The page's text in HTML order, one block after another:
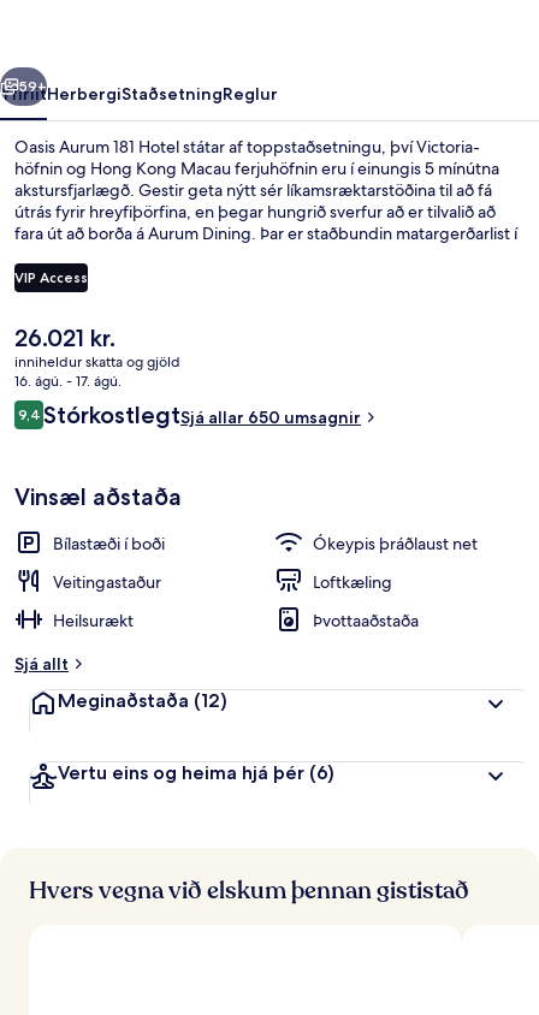
Næsta
59+
YfirlitHerbergiStaðsetningReglur
Oasis Aurum 181 Hotel státar af toppstaðsetningu, því Victoria-
höfnin og Hong Kong Macau ferjuhöfnin eru í einungis 5 mínútna
akstursfjarlægð. Gestir geta nýtt sér líkamsræktarstöðina til að fá
útrás fyrir hreyfiþörfina, en þegar hungrið sverfur að er tilvalið að
fara út að borða á Aurum Dining. Þar er staðbundin matargerðarlist í
kvöldverð. Þar að auki eru Soho-hverfið og Lan Kwai Fong (torg) í
einungis 5 mínútna akstursfjarlægð. Aðrir ferðamenn eru sérstaklega
Street-sporvagnastöðin er bara örfá skref í burtu og Shek Tong Tsui
Terminus-sporvagnastoppistöðin er í 3 mínútna göngufjarlægð.
VIP Access
Núverandi
verð
er
26.021 kr.
26.021 kr.
inniheldur skatta og gjöld
16. ágú. - 17. ágú.
Umsagnir
9,49,4 af 10
StórkostlegtSjá allar 650 umsagnir
Vinsæl aðstaða
Bílastæði í boði
Ókeypis þráðlaust net
Veitingastaður
Loftkæling
Heilsurækt
Þvottaaðstaða
Sjá allt
Meginaðstaða (12)
Vertu eins og heima hjá þér (6)
Hvers vegna við elskum þennan gististað